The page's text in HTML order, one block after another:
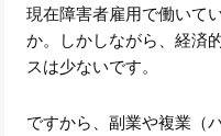
現在障害者雇用で働いて
か。しかしながら、経済
スは少ないです。
ですから、副業や複業（